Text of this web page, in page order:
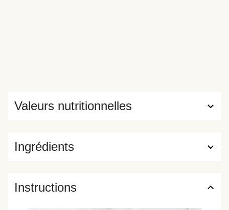
Ingrédients
Valeurs nutritionnelles
Instructions